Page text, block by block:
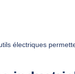
électriques